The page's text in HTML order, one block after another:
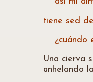
tiene sed
¿cuándo
Una cierva
anhelando